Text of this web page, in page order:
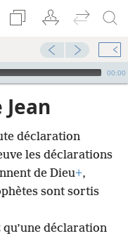
00:00
déclaration
les déclarations
de Dieu+,
sont sortis
déclaration